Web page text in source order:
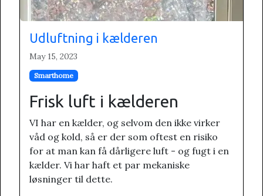
Udluftning i kælderen
May 15, 2023
Smarthome
Frisk luft i kælderen
VI har en kælder, og selvom den ikke virker
våd og kold, så er der som oftest en risiko
for at man kan få dårligere luft - og fugt i en
kælder. Vi har haft et par mekaniske
løsninger til dette.